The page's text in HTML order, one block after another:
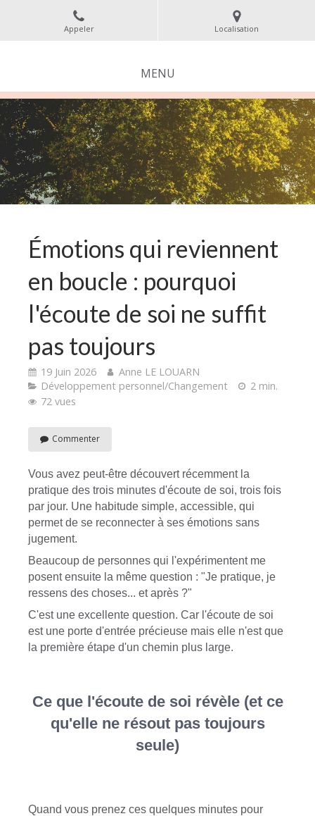
Appeler Localisation
MENU
Émotions qui reviennent
en boucle : pourquoi
l'écoute de soi ne suffit
pas toujours
19 Juin 2026
Anne LE LOUARN
Développement personnel/Changement
2 min.
72 vues
Commenter
Vous avez peut-être découvert récemment la
pratique des trois minutes d'écoute de soi, trois fois
par jour. Une habitude simple, accessible, qui
permet de se reconnecter à ses émotions sans
jugement.
Beaucoup de personnes qui l'expérimentent me
posent ensuite la même question : "Je pratique, je
ressens des choses... et après ?"
C'est une excellente question. Car l'écoute de soi
est une porte d'entrée précieuse mais elle n'est que
la première étape d'un chemin plus large.
Ce que l'écoute de soi révèle (et ce
qu'elle ne résout pas toujours
seule)
Quand vous prenez ces quelques minutes pour